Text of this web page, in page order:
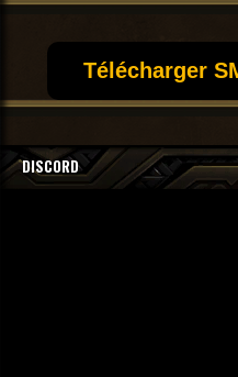
Télécharger
DISCORD